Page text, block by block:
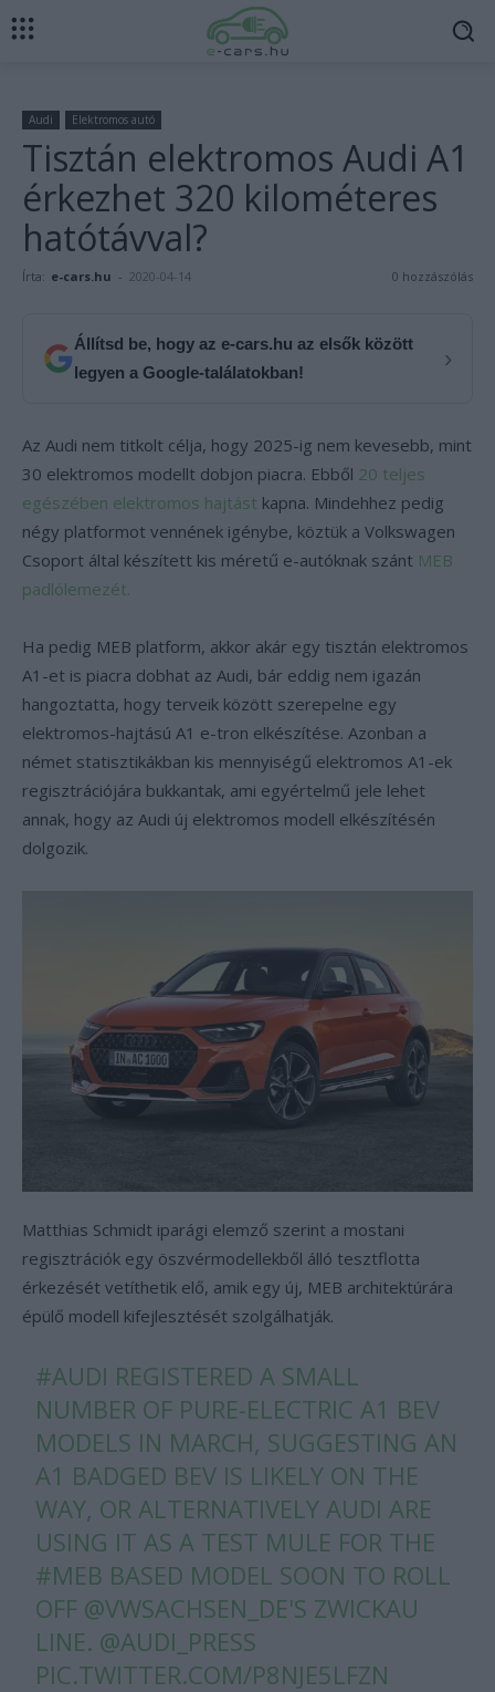
Audi Elektromos autó
Tisztán elektromos Audi A1
érkezhet 320 kilométeres
hatótávval?
Írta: e-cars.hu - 2020-04-14 0 hozzászólás
Állítsd be, hogy az e-cars.hu az elsők között
legyen a Google-találatokban!
›
Az Audi nem titkolt célja, hogy 2025-ig nem kevesebb, mint
30 elektromos modellt dobjon piacra. Ebből 20 teljes
egészében elektromos hajtást kapna. Mindehhez pedig
négy platformot vennének igénybe, köztük a Volkswagen
Csoport által készített kis méretű e-autóknak szánt MEB
padlólemezét.
Ha pedig MEB platform, akkor akár egy tisztán elektromos
A1-et is piacra dobhat az Audi, bár eddig nem igazán
hangoztatta, hogy terveik között szerepelne egy
elektromos-hajtású A1 e-tron elkészítése. Azonban a
német statisztikákban kis mennyiségű elektromos A1-ek
regisztrációjára bukkantak, ami egyértelmű jele lehet
annak, hogy az Audi új elektromos modell elkészítésén
dolgozik.
Matthias Schmidt iparági elemző szerint a mostani
regisztrációk egy öszvérmodellekből álló tesztflotta
érkezését vetíthetik elő, amik egy új, MEB architektúrára
épülő modell kifejlesztését szolgálhatják.
#AUDI REGISTERED A SMALL
NUMBER OF PURE-ELECTRIC A1 BEV
MODELS IN MARCH, SUGGESTING AN
A1 BADGED BEV IS LIKELY ON THE
WAY, OR ALTERNATIVELY AUDI ARE
USING IT AS A TEST MULE FOR THE
#MEB BASED MODEL SOON TO ROLL
OFF @VWSACHSEN_DE'S ZWICKAU
LINE. @AUDI_PRESS
PIC.TWITTER.COM/P8NJE5LFZN